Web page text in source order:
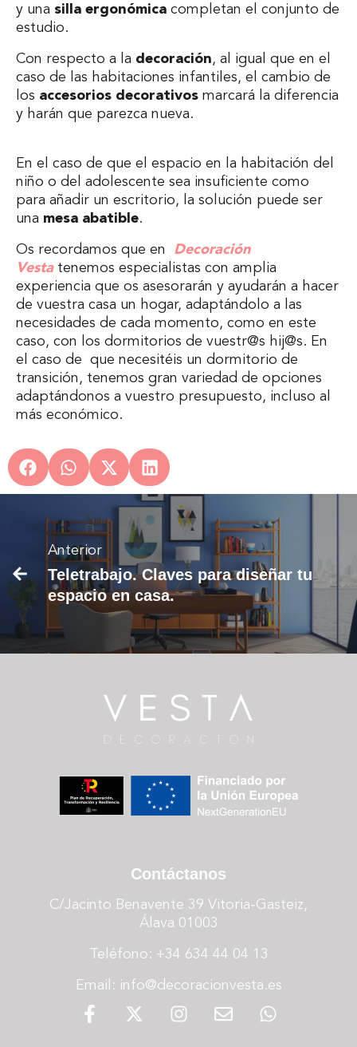
y una silla ergonómica completan el conjunto de
estudio.
Con respecto a la decoración, al igual que en el
caso de las habitaciones infantiles, el cambio de
los accesorios decorativos marcará la diferencia
y harán que parezca nueva.
En el caso de que el espacio en la habitación del
niño o del adolescente sea insuficiente como
para añadir un escritorio, la solución puede ser
una mesa abatible.
Os recordamos que en Decoración
Vesta tenemos especialistas con amplia
experiencia que os asesorarán y ayudarán a hacer
de vuestra casa un hogar, adaptándolo a las
necesidades de cada momento, como en este
caso, con los dormitorios de vuestr@s hij@s. En
el caso de que necesitéis un dormitorio de
transición, tenemos gran variedad de opciones
adaptándonos a vuestro presupuesto, incluso al
más económico.
Anterior
Teletrabajo. Claves para diseñar tu
espacio en casa.
Contáctanos
C/Jacinto Benavente 39 Vitoria-Gasteiz,
Álava 01003
Teléfono: +34 634 44 04 13
Email: info@decoracionvesta.es